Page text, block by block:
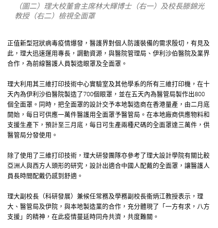
（圖二）理大校董會主席林大輝博士（右一）及校長滕錦光
教授（右二）檢視全面罩
正值新型冠狀病毒疫情爆發，醫護界對個人防護裝備的需求殷切，有見及
此，理大迅速運用專長，調動資源，與醫院管理局、伊利沙伯醫院及業界
合作，為前線醫護人員製造眼罩及全面罩。
理大利用其三維打印技術中心實驗室及其他學系的所有三維打印機，在十
天內為伊利沙伯醫院製造了700個眼罩，並在五天內為醫管局製作出800
個全面罩。同時，把全面罩的設計交予本地製造商在香港量產，由二月底
開始，每日可供應一萬件醫護用全面罩予醫管局。在本地廠商供應物料和
支援生產下，預計至三月底，每日可生產兩種尺碼的全面罩達三萬件，供
醫管局分發使用。
除了使用了三維打印技術，理大研發團隊亦參考了理大設計學院有關比較
亞洲人與西方人頭形的研究，設計出適合中國人配戴的全面罩，讓醫護人
員長時間配戴仍感到舒適。
理大副校長（科研發展）兼候任常務及學務副校長衞炳江教授表示，理
大、醫管局及伊院，與本地製造業的合作，充分體現了「一方有求，八方
支援」的精神，在此疫情蔓延時同舟共濟，共度難關。